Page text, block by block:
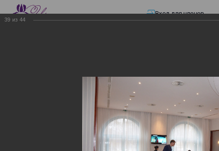
Вход для членов
Презентации —
ЭЛЕКТРОННЫЕ СЧЕТА-ФАКТУРЫ.
ЭЛЕКТРОННЫЕ СЧЕТА-
ФАКТУРЫ. ВИРТУАЛЬНЫЙ
39 из 44